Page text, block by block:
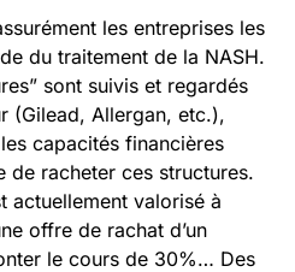
les entreprises les
du traitement de la NASH.
sont suivis et regardés
(Gilead, Allergan, etc.),
capacités financières
de racheter ces structures.
actuellement valorisé à
offre de rachat d’un
le cours de 30%… Des